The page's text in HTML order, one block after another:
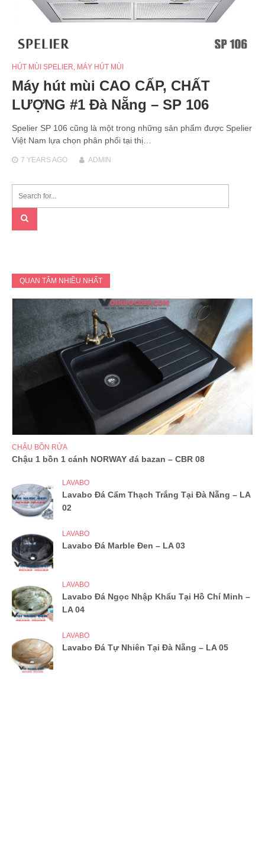
HÚT MÙI SPELIER, MÁY HÚT MÙI
Máy hút mùi CAO CẤP, CHẤT
LƯỢNG #1 Đà Nẵng – SP 106
Spelier SP 106 cũng là một trong những sản phẩm được Spelier
Việt Nam lựa chọn phân phối tại thị…
7 YEARSAGO ADMIN
QUAN TÂM NHIỀU NHẤT
CHẬU BỒN RỬA
Chậu 1 bồn 1 cánh NORWAY đá bazan – CBR 08
LAVABO
Lavabo Đá Cẩm Thạch Trắng Tại Đà Nẵng – LA
02
LAVABO
Lavabo Đá Marble Đen – LA 03
LAVABO
Lavabo Đá Ngọc Nhập Khẩu Tại Hồ Chí Minh –
LA 04
LAVABO
Lavabo Đá Tự Nhiên Tại Đà Nẵng – LA 05